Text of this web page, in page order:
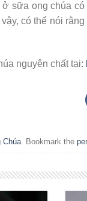
sữa ong chúa
có thể nói
nguyên chất tại:
Chúa. Bookmark the